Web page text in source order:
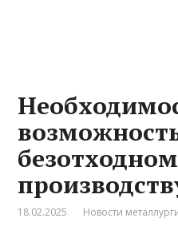
18.02.2025 Новости